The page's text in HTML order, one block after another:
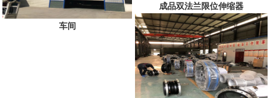
车间
成品双法兰限位伸缩器